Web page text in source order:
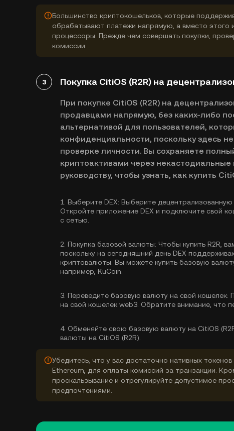
Большинство криптокошельков, которые
обрабатывают платежи напрямую, а вместо этого
процессоры. Прежде чем совершать покупки,
комиссии.
3 Покупка CitiOS (R2R) на
При покупке CitiOS (R2R) на
продавцами напрямую, без каких-либо
альтернативой для пользователей,
конфиденциальности, поскольку здесь
проверке личности. Вы сохраняете
криптоактивами через
руководству, чтобы узнать, как купить
1. Выберите DEX: Выберите децентрализованную
Откройте приложение DEX и подключите свой
с сетью.
2. Покупка базовой валюты: Чтобы купить R2R,
поскольку на сегодняшний день DEX
криптовалюты. Вы можете купить базовую
например, KuCoin.
3. Переведите базовую валюту на свой кошелек:
на свой кошелек web3. Обратите внимание, что
4. Обменяйте свою базовую валюту на CitiOS
валюты на CitiOS (R2R).
Убедитесь, что у вас достаточно нативных
Ethereum, для оплаты комиссий за транзакции.
проскальзывание и отрегулируйте допустимое
предпочтениями.